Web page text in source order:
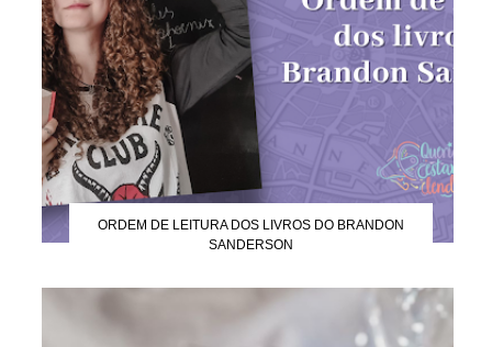
ORDEM DE LEITURA DOS LIVROS DO BRANDON
SANDERSON